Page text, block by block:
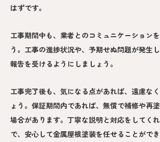
はずです。
工事期間中も、業者とのコミュニケーション
う。工事の進捗状況や、予期せぬ問題が発生
報告を受けるようにしましょう。
工事完了後も、気になる点があれば、遠慮な
ょう。保証期間内であれば、無償で補修や再
場合があります。丁寧な説明と対応をしてく
で、安心して金属屋根塗装を任せることができ